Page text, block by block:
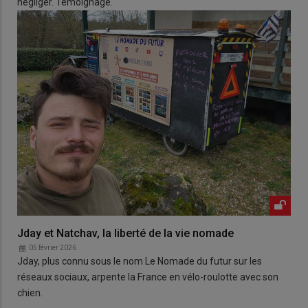
Jday et Natchav, la liberté de la vie nomade
05 février 2026
Jday, plus connu sous le nom Le Nomade du futur sur les
réseaux sociaux, arpente la France en vélo-roulotte avec son
chien.